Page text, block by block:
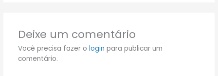
Deixe um comentário
Você precisa fazer o login para publicar um
comentário.